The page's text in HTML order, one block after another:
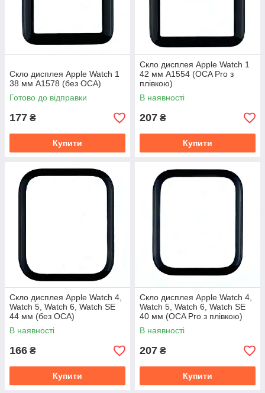
Скло дисплея Apple Watch 1
38 мм A1578 (без OCA)
Готово до відправки
177 ₴
Купити
Скло дисплея Apple Watch 1
42 мм A1554 (OCA Pro з
плівкою)
В наявності
207 ₴
Купити
Скло дисплея Apple Watch 4,
Watch 5, Watch 6, Watch SE
44 мм (без OCA)
В наявності
166 ₴
Купити
Скло дисплея Apple Watch 4,
Watch 5, Watch 6, Watch SE
40 мм (OCA Pro з плівкою)
В наявності
207 ₴
Купити